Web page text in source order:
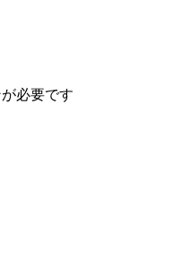
必要です